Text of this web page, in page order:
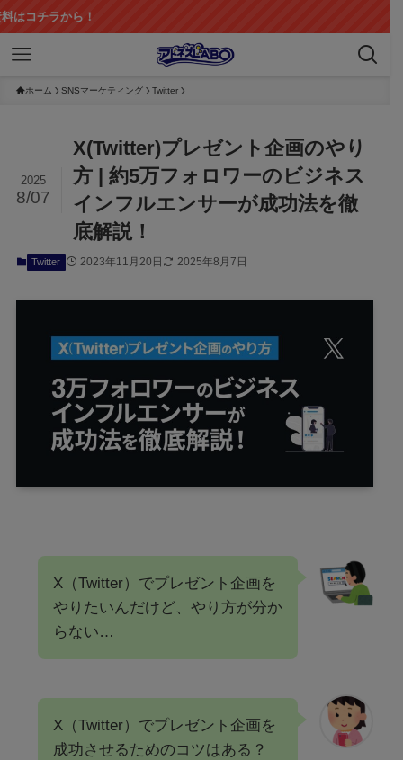
！
ホーム SNSマーケティング Twitter
X(Twitter)プレゼント企画のやり
方 | 約5万フォロワーのビジネス
インフルエンサーが成功法を徹
底解説！
2025
8/07
Twitter 2023年11月20日 2025年8月7日
X（Twitter）でプレゼント企画を
やりたいんだけど、やり方が分か
らない…
X（Twitter）でプレゼント企画を
成功させるためのコツはある？